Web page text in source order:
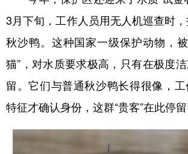
3月下旬，工作人员用无人机巡查时
秋沙鸭。这种国家一级保护动物，
猫”，对水质要求极高，只有在极度
留。它们与普通秋沙鸭长得很像，
特征才确认身份，这群“贵客”在此停留